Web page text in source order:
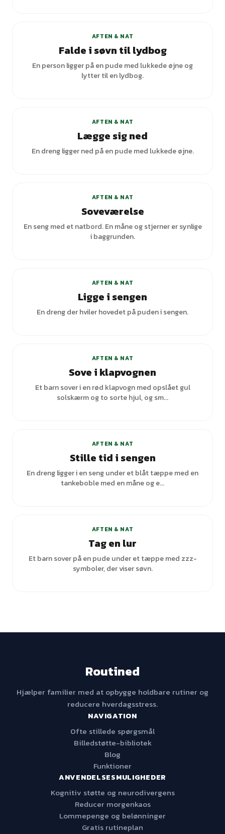
AFTEN & NAT
Falde i søvn til lydbog
En person ligger på en pude med lukkede øjne og
lytter til en lydbog.
AFTEN & NAT
Lægge sig ned
En dreng ligger ned på en pude med lukkede øjne.
AFTEN & NAT
Soveværelse
En seng med et natbord. En måne og stjerner er synlige
i baggrunden.
AFTEN & NAT
Ligge i sengen
En dreng der hviler hovedet på puden i sengen.
AFTEN & NAT
Sove i klapvognen
Et barn sover i en rød klapvogn med opslået gul
solskærm og to sorte hjul, og sm...
AFTEN & NAT
Stille tid i sengen
En dreng ligger i en seng under et blåt tæppe med en
tankeboble med en måne og e...
AFTEN & NAT
Tag en lur
Et barn sover på en pude under et tæppe med zzz-
symboler, der viser søvn.
Routined
Hjælper familier med at opbygge holdbare rutiner og
reducere hverdagsstress.
NAVIGATION
Ofte stillede spørgsmål
Billedstøtte-bibliotek
Blog
Funktioner
ANVENDELSESMULIGHEDER
Kognitiv støtte og neurodivergens
Reducer morgenkaos
Lommepenge og belønninger
Gratis rutineplan